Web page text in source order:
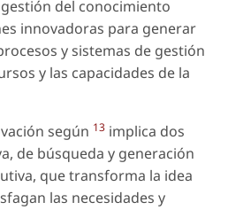
del conocimiento
innovadoras para generar
y sistemas de gestión
y las capacidades de la
según 13 implica dos
de búsqueda y generación
que transforma la idea
las necesidades y